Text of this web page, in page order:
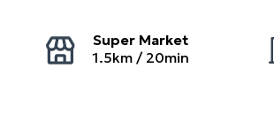
Super Market
1.5km / 20min